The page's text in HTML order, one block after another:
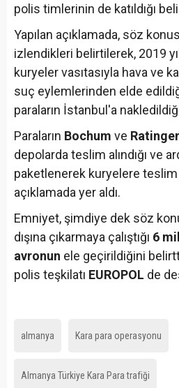
polis timlerinin de katıldığı
Yapılan açıklamada, söz
izlendikleri belirtilerek, 2019
kuryeler vasıtasıyla hava ve
suç eylemlerinden elde
paraların İstanbul'a
Paraların Bochum ve
depolarda teslim alındığı ve
paketlenerek kuryelere
açıklamada yer aldı.
Emniyet, şimdiye dek söz
dışına çıkarmaya çalıştığı 6
avronun ele geçirildiğini
polis teşkilatı EUROPOL de
almanya Kara para operasyonu
Almanya Türkiye Kara Para trafiği